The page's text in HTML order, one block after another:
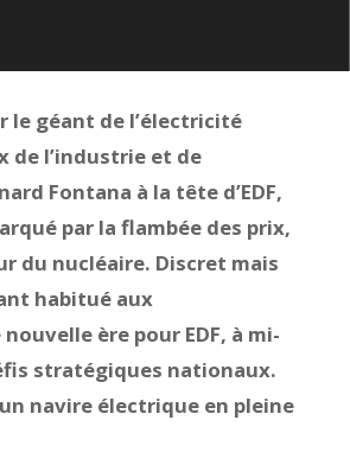
le géant de l’électricité
de l’industrie et de
Fontana à la tête d’EDF,
par la flambée des prix,
du nucléaire. Discret mais
habitué aux
ère pour EDF, à mi-
stratégiques nationaux.
navire électrique en pleine